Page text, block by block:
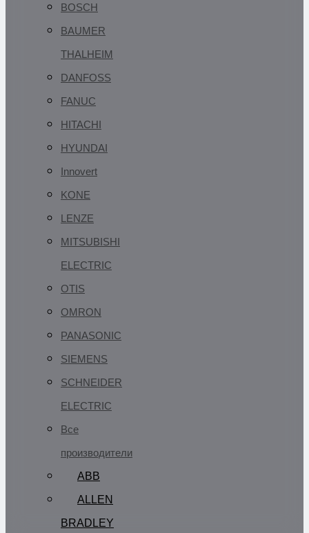
BOSCH
BAUMER
THALHEIM
DANFOSS
FANUC
HITACHI
HYUNDAI
Innovert
KONE
LENZE
MITSUBISHI
ELECTRIC
OTIS
OMRON
PANASONIC
SIEMENS
SCHNEIDER
ELECTRIC
Все
производители
ABB
ALLEN
BRADLEY